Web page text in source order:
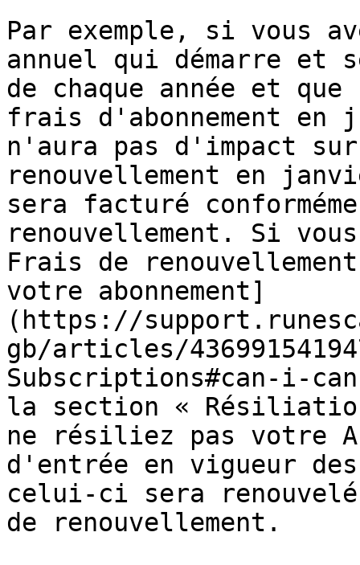
Par exemple, si vous
annuel qui démarre et
de chaque année et
frais d'abonnement en
n'aura pas d'impact
renouvellement en
sera facturé
renouvellement. Si
Frais de
votre abonnement]
(https://
gb/articles/
Subscriptions#can-i-
la section «
ne résiliez pas votre
d'entrée en vigueur
celui-ci sera renouvelé
de renouvellement.